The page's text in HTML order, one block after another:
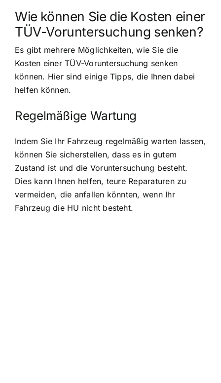
Wie können Sie die Kosten einer
TÜV-Voruntersuchung senken?
Es gibt mehrere Möglichkeiten, wie Sie die
Kosten einer TÜV-Voruntersuchung senken
können. Hier sind einige Tipps, die Ihnen dabei
helfen können.
Regelmäßige Wartung
Indem Sie Ihr Fahrzeug regelmäßig warten lassen,
können Sie sicherstellen, dass es in gutem
Zustand ist und die Voruntersuchung besteht.
Dies kann Ihnen helfen, teure Reparaturen zu
vermeiden, die anfallen könnten, wenn Ihr
Fahrzeug die HU nicht besteht.